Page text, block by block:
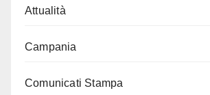
Attualità
Campania
Comunicati Stampa